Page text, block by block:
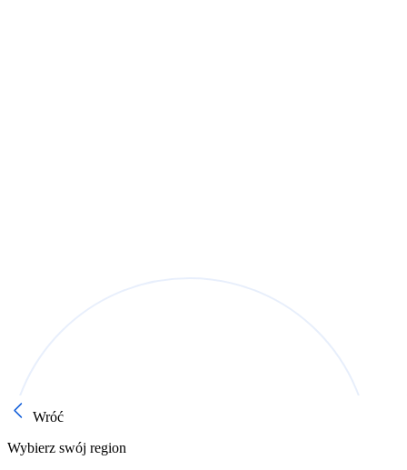
Wróć
Wybierz swój region